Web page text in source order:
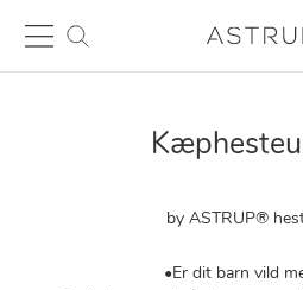
by ASTRUP®
•Er dit barn vild